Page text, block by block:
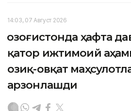
14:03, 07 Август 2026
Қозоғистонда ҳафта
қатор ижтимоий
озиқ-овқат
арзонлашди